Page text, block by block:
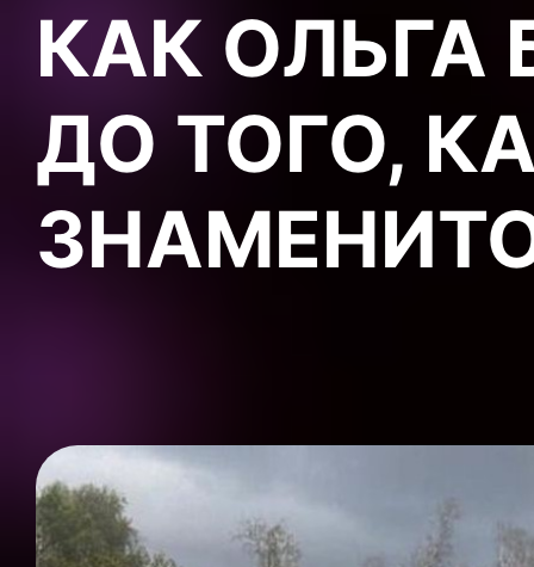
КАК ОЛЬГА
ДО ТОГО,